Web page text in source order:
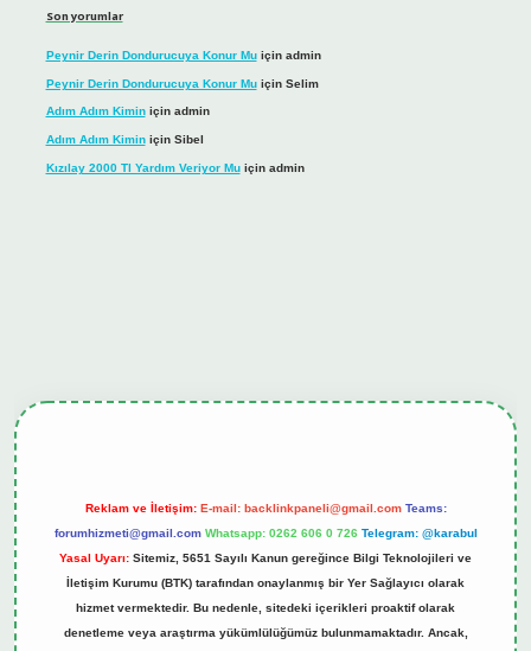
Son yorumlar
Peynir Derin Dondurucuya Konur Muiçin admin
Peynir Derin Dondurucuya Konur Muiçin Selim
Adım Adım Kiminiçin admin
Adım Adım Kiminiçin Sibel
Kızılay 2000 Tl Yardım Veriyor Muiçin admin
Reklam ve İletişim: E-mail: backlinkpaneli@gmail.com Teams:
forumhizmeti@gmail.com Whatsapp: 0262 606 0 726 Telegram: @karabul
Yasal Uyarı: Sitemiz, 5651 Sayılı Kanun gereğince Bilgi Teknolojileri ve
İletişim Kurumu (BTK) tarafından onaylanmış bir Yer Sağlayıcı olarak
hizmet vermektedir. Bu nedenle, sitedeki içerikleri proaktif olarak
denetleme veya araştırma yükümlülüğümüz bulunmamaktadır. Ancak,